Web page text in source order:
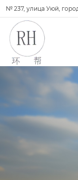
№ 237, улица Уюй,